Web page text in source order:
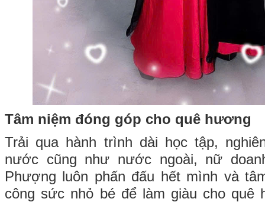
Tâm niệm đóng góp cho quê hương
Trải qua hành trình dài học tập,
nước cũng như nước ngoài, nữ
Phượng luôn phấn đấu hết mình và
công sức nhỏ bé để làm giàu cho quê